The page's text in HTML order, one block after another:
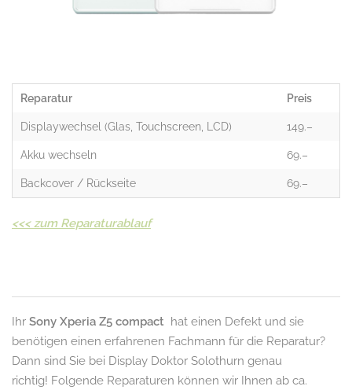
Reparatur Preis
Displaywechsel (Glas, Touchscreen, LCD) 149.–
Akku wechseln 69.–
Backcover / Rückseite 69.–
<<< zum Reparaturablauf
Ihr Sony Xperia Z5 compact hat einen Defekt und sie
benötigen einen erfahrenen Fachmann für die Reparatur?
Dann sind Sie bei Display Doktor Solothurn genau
richtig! Folgende Reparaturen können wir Ihnen ab ca.